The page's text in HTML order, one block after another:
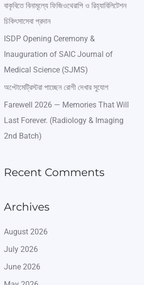
o
r
:
বাকৃবিতে বিনামূল্যে ফিজিওথেরাপি ও রিহ্যাবিলিটেশন
চিকিৎসাসেবা প্রদান
ISDP Opening Ceremony &
Inauguration of SAIC Journal of
Medical Science (SJMS)
অপ্টোমেট্রিস্টরা পাচ্ছেন রোগী দেখার সুযোগ
Farewell 2026 — Memories That Will
Last Forever. (Radiology & Imaging
2nd Batch)
Recent Comments
Archives
August 2026
July 2026
June 2026